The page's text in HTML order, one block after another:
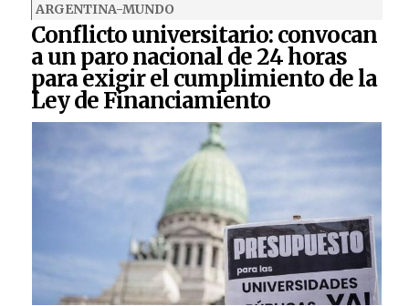
ARGENTINA-MUNDO
Conflicto universitario: convocan
a un paro nacional de 24 horas
para exigir el cumplimiento de la
Ley de Financiamiento